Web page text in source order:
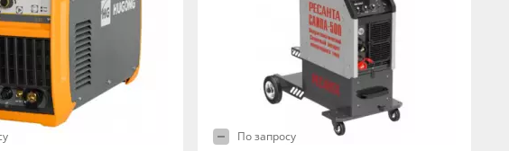
По запросу